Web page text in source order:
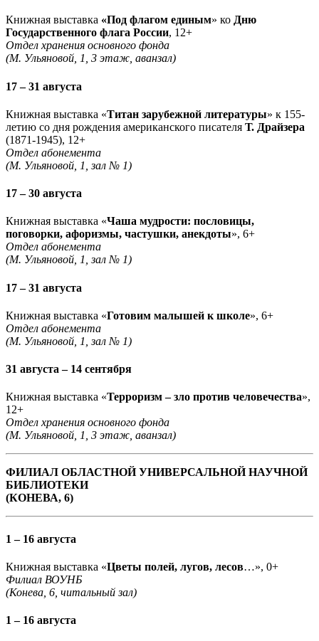
Книжная выставка «Под флагом единым» ко Дню
Государственного флага России, 12+
Отдел хранения основного фонда
(М. Ульяновой, 1, 3 этаж, аванзал)
17 – 31 августа
Книжная выставка «Титан зарубежной литературы» к 155-
летию со дня рождения американского писателя Т. Драйзера
(1871-1945), 12+
Отдел абонемента
(М. Ульяновой, 1, зал № 1)
17 – 30 августа
Книжная выставка «Чаша мудрости: пословицы,
поговорки, афоризмы, частушки, анекдоты», 6+
Отдел абонемента
(М. Ульяновой, 1, зал № 1)
17 – 31 августа
Книжная выставка «Готовим малышей к школе», 6+
Отдел абонемента
(М. Ульяновой, 1, зал № 1)
31 августа – 14 сентября
Книжная выставка «Терроризм – зло против человечества»,
12+
Отдел хранения основного фонда
(М. Ульяновой, 1, 3 этаж, аванзал)
ФИЛИАЛ ОБЛАСТНОЙ УНИВЕРСАЛЬНОЙ НАУЧНОЙ
БИБЛИОТЕКИ
(КОНЕВА, 6)
1 – 16 августа
Книжная выставка «Цветы полей, лугов, лесов…», 0+
Филиал ВОУНБ
(Конева, 6, читальный зал)
1 – 16 августа